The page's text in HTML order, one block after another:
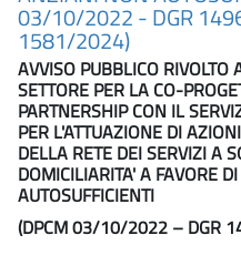
03/10/2022 - DGR
1581/2024)
AVVISO PUBBLICO RIVOLTO
SETTORE PER LA CO-
PARTNERSHIP CON IL
PER L'ATTUAZIONE DI
DELLA RETE DEI SERVIZI A
DOMICILIARITA' A FAVORE
AUTOSUFFICIENTI
(DPCM 03/10/2022 – DGR